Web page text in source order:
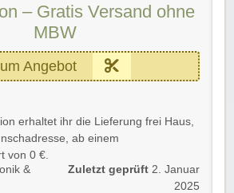
– Gratis Versand ohne
MBW
Angebot
erhaltet ihr die Lieferung frei Haus,
ab einem
von 0 €.
satte 4,95 € auf eure gesamte
&
Zuletzt geprüft 2. Januar
2025